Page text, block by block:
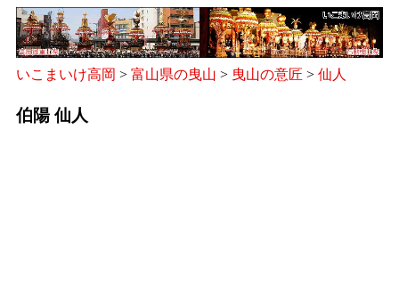
いこまいけ高岡 > 富山県の曳山 > 曳山の意匠 > 仙人
伯陽 仙人